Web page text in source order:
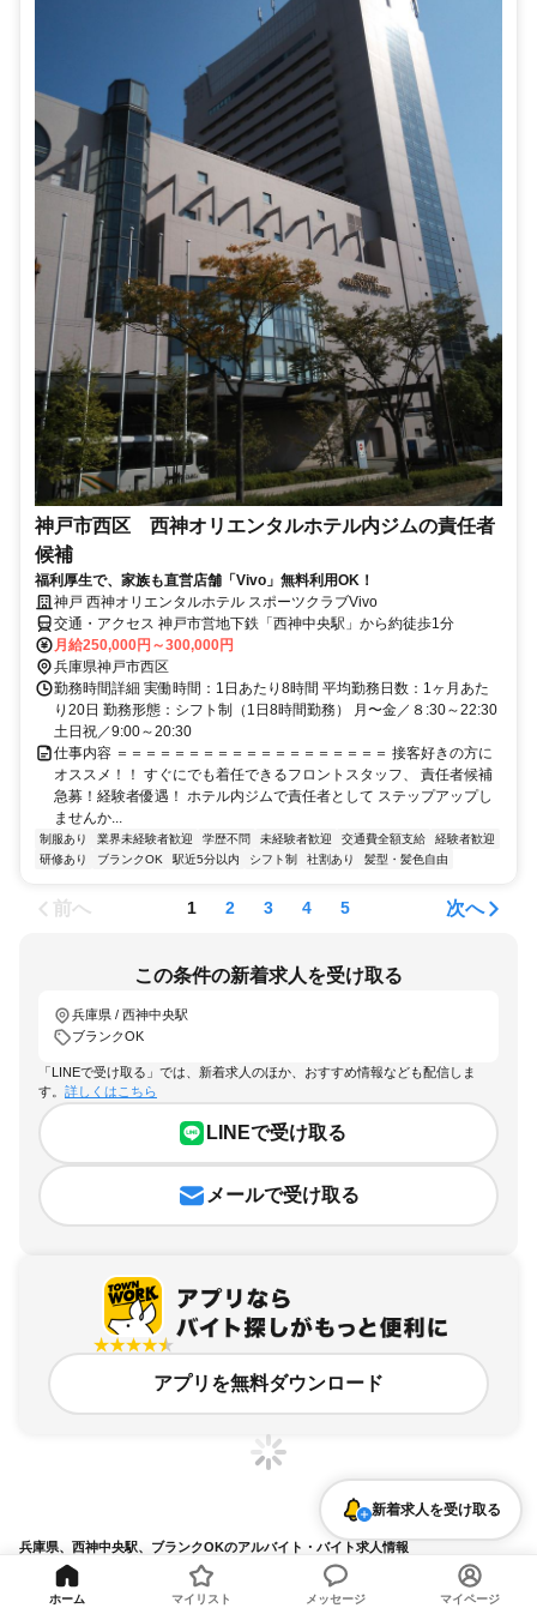
神戸市西区 西神オリエンタルホテル内ジムの責任者
候補
福利厚生で、家族も直営店舗「Vivo」無料利用OK！
神戸 西神オリエンタルホテル スポーツクラブVivo
交通・アクセス 神戸市営地下鉄「西神中央駅」から約徒歩1分
月給250,000円～300,000円
兵庫県神戸市西区
勤務時間詳細 実働時間：1日あたり8時間 平均勤務日数：1ヶ月あた
り20日 勤務形態：シフト制（1日8時間勤務） 月〜金／８:30～22:30
土日祝／9:00～20:30
仕事内容 ＝＝＝＝＝＝＝＝＝＝＝＝＝＝＝＝＝＝＝ 接客好きの方に
オススメ！！ すぐにでも着任できるフロントスタッフ、 責任者候補
急募！経験者優遇！ ホテル内ジムで責任者として ステップアップし
ませんか...
制服あり 業界未経験者歓迎 学歴不問 未経験者歓迎 交通費全額支給
経験者歓迎
研修あり
ブランクOK 駅近5分以内 シフト制 社割あり 髪型・髪色自由
前へ 1 2 3 4 5 次へ
この条件の新着求人を受け取る
兵庫県 / 西神中央駅
ブランクOK
「LINEで受け取る」では、新着求人のほか、おすすめ情報なども配信しま
す。 詳しくはこちら
LINEで受け取る
メールで受け取る
アプリを無料ダウンロード
兵庫県、西神中央駅、ブランクOKのアルバイト・バイト求人情報
求人の詳細を表示
新着求人を受け取る
ホーム マイリスト メッセージ マイページ